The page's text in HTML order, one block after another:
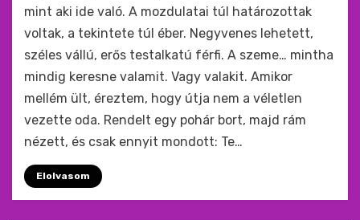
mint aki ide való. A mozdulatai túl határozottak
voltak, a tekintete túl éber. Negyvenes lehetett,
széles vállú, erős testalkatú férfi. A szeme… mintha
mindig keresne valamit. Vagy valakit. Amikor
mellém ült, éreztem, hogy útja nem a véletlen
vezette oda. Rendelt egy pohár bort, majd rám
nézett, és csak ennyit mondott: Te…
Elolvasom